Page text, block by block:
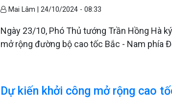
Mai Lâm |24/10/2024 - 08:33
Ngày 23/10, Phó Thủ tướng Trần Hồng Hà
mở rộng đường bộ cao tốc Bắc - Nam phía
Dự kiến khởi công mở rộng cao